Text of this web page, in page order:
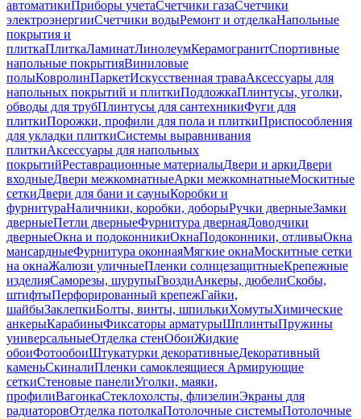
автоматикиПриборы учетаСчетчики газаСчетчики
электроэнергииСчетчики водыРемонт и отделкаНапольные
покрытия и
плиткаПлиткаЛаминатЛинолеумКерамогранитСпортивные
напольные покрытияВиниловые
полыКовролинПаркетИскусственная траваАксессуары для
напольных покрытий и плиткиПодложкаПлинтусы, уголки,
обводы для трубПлинтусы для сантехникиФуги для
плиткиПорожки, профили для пола и плиткиПриспособления
для укладки плиткиСистемы выравнивания
плиткиАксессуары для напольных
покрытийРеставрационные материалыДвери и аркиДвери
входныеДвери межкомнатныеАрки межкомнатныеМоскитные
сеткиДвери для бани и сауныКоробки и
фурнитураНаличники, коробки, доборыРучки дверныеЗамки
дверныеПетли дверныеФурнитура двернаяДоводчики
дверныеОкна и подоконникиОкнаПодоконники, отливыОкна
мансардныеФурнитура оконнаяМягкие окнаМоскитные сетки
на окнаЖалюзи уличныеПленки солнцезащитныеКрепежные
изделияСаморезы, шурупыГвоздиАнкеры, дюбелиСкобы,
штифтыПерфорированный крепежГайки,
шайбыЗаклепкиБолты, винты, шпилькиХомутыХимические
анкерыКарабиныФиксаторы арматурыШплинтыПружины
универсальныеОтделка стенОбоиЖидкие
обоиФотообоиШтукатурки декоративныеДекоративный
каменьСкиналиПленки самоклеящиеся Армирующие
сеткиСтеновые панелиУголки, маяки,
профилиВагонкаСтеклохолсты, флизелинЭкраны для
радиаторовОтделка потолкаПотолочные системыПотолочные